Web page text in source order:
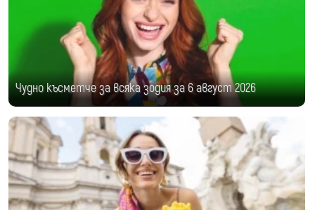
Чудно късметче за всяка зодия за 6 август 2026